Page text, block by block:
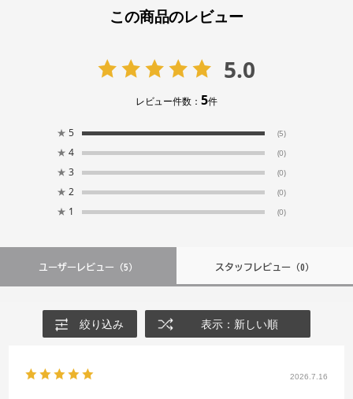
この商品のレビュー
5.0
レビュー件数：5件
★ 5 (5)
★ 4 (0)
★ 3 (0)
★ 2 (0)
★ 1 (0)
ユーザーレビュー （5） スタッフレビュー（0）
絞り込み 表示：新しい順
2026.7.16